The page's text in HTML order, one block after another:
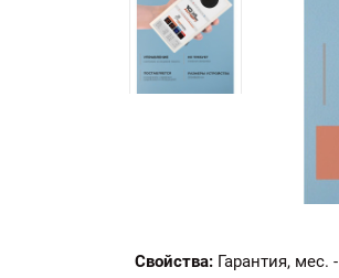
Свойства: Гарантия, мес. -